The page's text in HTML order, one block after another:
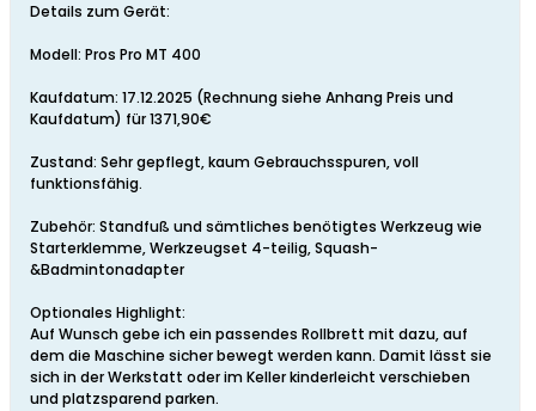
Details zum Gerät:
Modell: Pros Pro MT 400
Kaufdatum: 17.12.2025 (Rechnung siehe Anhang Preis und
Kaufdatum) für 1371,90€
Zustand: Sehr gepflegt, kaum Gebrauchsspuren, voll
funktionsfähig.
Zubehör: Standfuß und sämtliches benötigtes Werkzeug wie
Starterklemme, Werkzeugset 4-teilig, Squash-
&Badmintonadapter
Optionales Highlight:
Auf Wunsch gebe ich ein passendes Rollbrett mit dazu, auf
dem die Maschine sicher bewegt werden kann. Damit lässt sie
sich in der Werkstatt oder im Keller kinderleicht verschieben
und platzsparend parken.